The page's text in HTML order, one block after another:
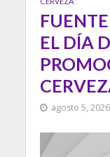
EL DÍA
agosto 5, 2026